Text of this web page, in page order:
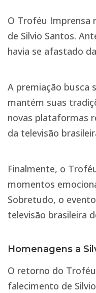
O Troféu Imprensa
de Silvio Santos.
havia se afastado
A premiação busca
mantém suas
novas plataformas
da televisão
Finalmente, o
momentos
Sobretudo, o
televisão brasileira
Homenagens a
O retorno do
falecimento de